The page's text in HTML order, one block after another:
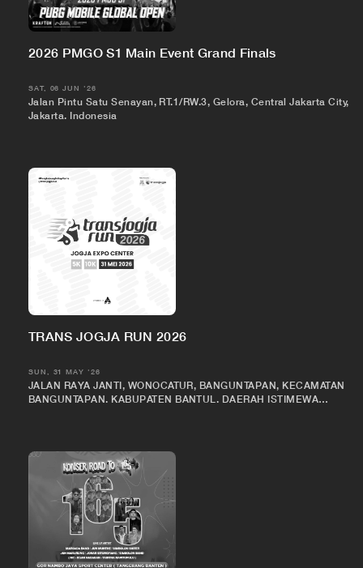
2026 PMGO S1 Main Event Grand Finals
SAT, 06 JUN '26
Jalan Pintu Satu Senayan, RT.1/RW.3, Gelora, Central Jakarta City,
Jakarta, Indonesia
TRANS JOGJA RUN 2026
SUN, 31 MAY '26
JALAN RAYA JANTI, WONOCATUR, BANGUNTAPAN, KECAMATAN
BANGUNTAPAN, KABUPATEN BANTUL, DAERAH ISTIMEWA